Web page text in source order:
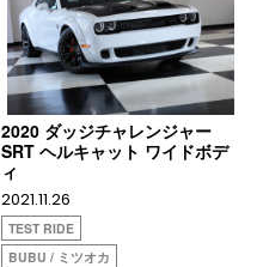
2020 ダッジチャレンジャー
SRT ヘルキャット ワイドボデ
ィ
2021.11.26
TEST RIDE
BUBU / ミツオカ